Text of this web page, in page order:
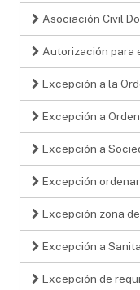
Asociación Civil
Autorización para
Excepción a la
Excepción a
Excepción a
Excepción
Excepción zona
Excepción a
Excepción de